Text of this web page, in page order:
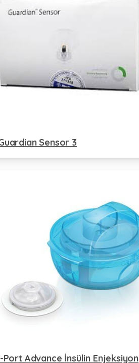
Sensor 3
Port Advance İnsülin Enjeksiyon